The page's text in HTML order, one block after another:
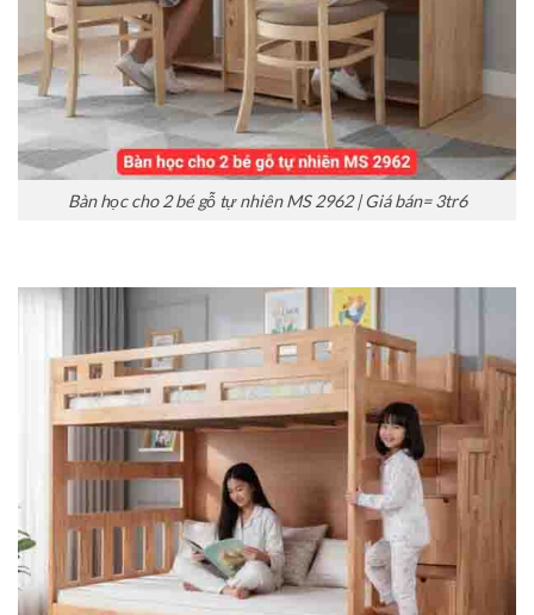
Bàn học cho 2 bé gỗ tự nhiên MS 2962 | Giá bán= 3tr6